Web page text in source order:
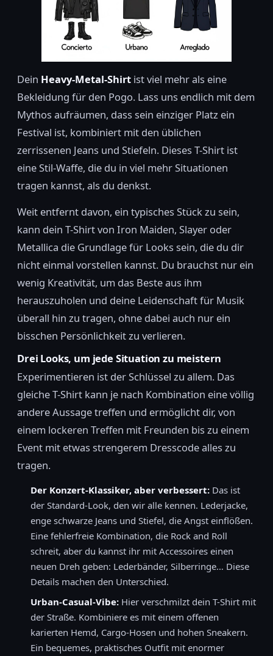
Dein Heavy-Metal-Shirt ist viel mehr als eine
Bekleidung für den Pogo. Lass uns endlich mit dem
Mythos aufräumen, dass sein einziger Platz ein
Festival ist, kombiniert mit den üblichen
zerrissenen Jeans und Stiefeln. Dieses T-Shirt ist
eine Stil-Waffe, die du in viel mehr Situationen
tragen kannst, als du denkst.
Weit entfernt davon, ein typisches Stück zu sein,
kann dein T-Shirt von Iron Maiden, Slayer oder
Metallica die Grundlage für Looks sein, die du dir
nicht einmal vorstellen kannst. Du brauchst nur ein
wenig Kreativität, um das Beste aus ihm
herauszuholen und deine Leidenschaft für Musik
überall hin zu tragen, ohne dabei auch nur ein
bisschen Persönlichkeit zu verlieren.
Drei Looks, um jede Situation zu meistern
Experimentieren ist der Schlüssel zu allem. Das
gleiche T-Shirt kann je nach Kombination eine völlig
andere Aussage treffen und ermöglicht dir, von
einem lockeren Treffen mit Freunden bis zu einem
Event mit etwas strengerem Dresscode alles zu
tragen.
Der Konzert-Klassiker, aber verbessert: Das ist
der Standard-Look, den wir alle kennen. Lederjacke,
enge schwarze Jeans und Stiefel, die Angst einflößen.
Eine fehlerfreie Kombination, die Rock and Roll
schreit, aber du kannst ihr mit Accessoires einen
neuen Dreh geben: Lederbänder, Silberringe… Diese
Details machen den Unterschied.
Urban-Casual-Vibe: Hier verschmilzt dein T-Shirt mit
der Straße. Kombiniere es mit einem offenen
karierten Hemd, Cargo-Hosen und hohen Sneakern.
Ein bequemes, praktisches Outfit mit enormer